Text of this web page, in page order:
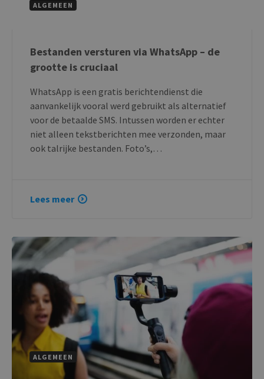
ALGEMEEN
Bestanden versturen via WhatsApp – de
grootte is cruciaal
WhatsApp is een gratis berichtendienst die
aanvankelijk vooral werd gebruikt als alternatief
voor de betaalde SMS. Intussen worden er echter
niet alleen tekstberichten mee verzonden, maar
ook talrijke bestanden. Foto’s,…
Lees meer
ALGEMEEN